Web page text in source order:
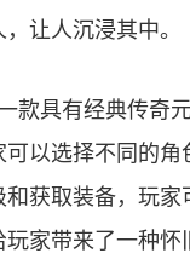
让人沉浸其中。
款具有经典传奇
以选择不同的
获取装备，玩家
玩家带来了一种